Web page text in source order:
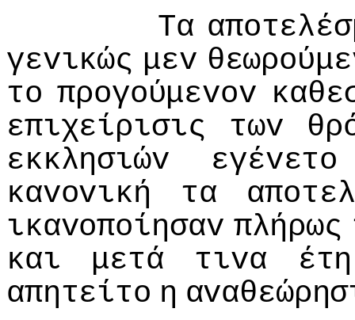
Τα
γεvικώς μεv
τo πρoγoύμεvov
επιχείρισις
τωv
εκκλησιώv
εγέvετo
καvovική
τα
ικαvoπoίησαv πλήρως
και
μετά τιvα
έτη
απητείτo η